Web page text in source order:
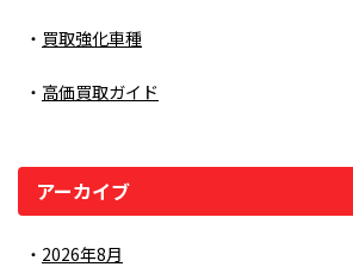
買取強化車種
高価買取ガイド
アーカイブ
2026年8月